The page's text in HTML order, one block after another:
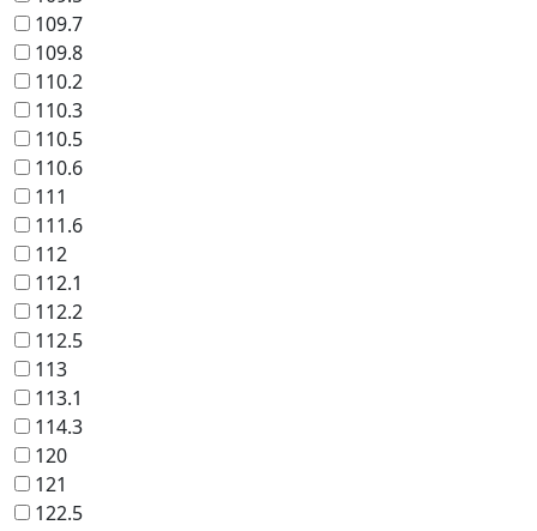
109.7
109.8
110.2
110.3
110.5
110.6
111
111.6
112
112.1
112.2
112.5
113
113.1
114.3
120
121
122.5